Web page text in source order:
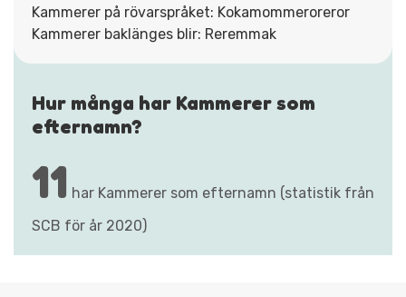
Kammerer på rövarspråket: Kokamommeroreror
Kammerer baklänges blir: Reremmak
Hur många har Kammerer som
efternamn?
11 har Kammerer som efternamn (statistik från
SCB för år 2020)